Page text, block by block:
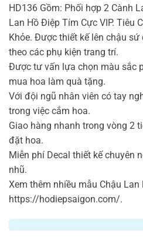
HD136 Gồm: Phối hợp 2 Cành
Lan Hồ Điệp Tím Cực VIP. Tiêu
Khỏe. Được thiết kế lên chậu sứ
theo các phụ kiện trang trí.
Được tư vấn lựa chọn màu sắc
mua hoa làm quà tặng.
Với đội ngũ nhân viên có tay
trong việc cắm hoa.
Giao hàng nhanh trong vòng 2
đặt hoa.
Miễn phí Decal thiết kế chuyên
nhũ.
Xem thêm nhiều mẫu Chậu Lan
https://hodiepsaigon.com/.